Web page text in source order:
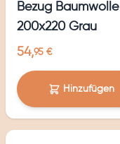
Bezug Baumwolle
200x220 Grau
54,95 €
Hinzufügen